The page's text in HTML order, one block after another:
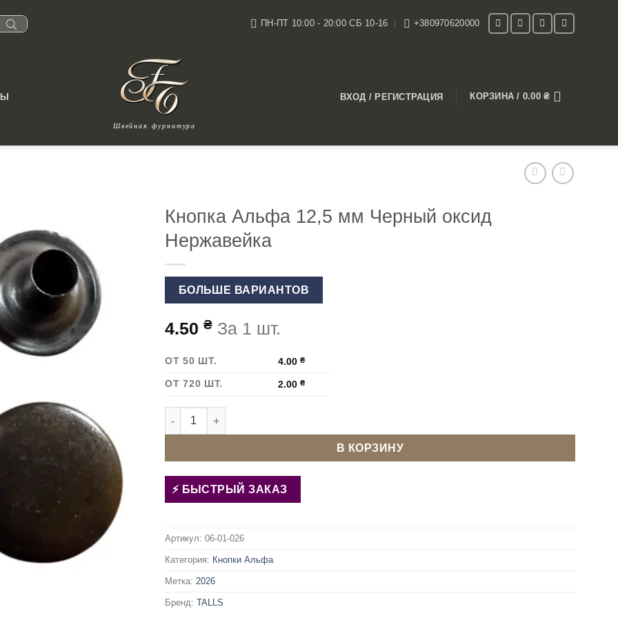
ПН-ПТ 10:00 - 20:00 СБ 10-16 +380970620000
Швейная фурнитура
ВХОД / РЕГИСТРАЦИЯ КОРЗИНА / 0.00₴
Кнопка Альфа 12,5 мм Черный оксид
Нержавейка
БОЛЬШЕ ВАРИАНТОВ
4.50 ₴ За 1 шт.
ОТ 50 ШТ. 4.00₴
ОТ 720 ШТ. 2.00₴
Количество товара Кнопка Альфа 12,5 мм Черный оксид Нержавейка
В КОРЗИНУ
БЫСТРЫЙ ЗАКАЗ
Артикул: 06-01-026
Категория: Кнопки Альфа
Метка: 2026
Бренд: TALLS